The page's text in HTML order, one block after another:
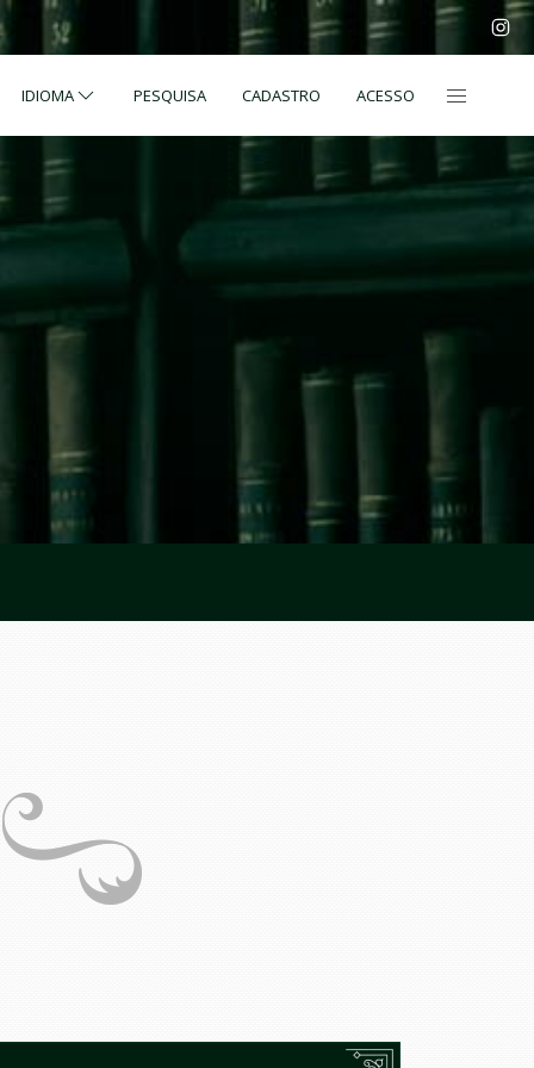
IDIOMA PESQUISA CADASTRO ACESSO